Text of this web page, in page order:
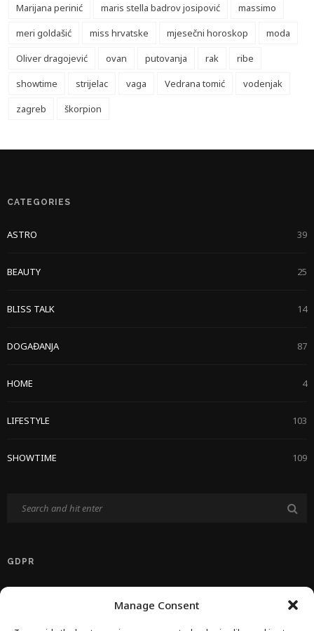
Manage Consent
Marijana perinić
maris stella badrov josipović
massimo
meri goldašić
miss hrvatske mjesečni horoskop
moda
Oliver dragojević
ovan putovanja rak
ribe
showtime
strijelac vaga Vedrana tomić
vodenjak
zagreb
škorpion
CATEGORIES
ASTRO 39
BEAUTY 25
BLISS TALK 14
DOGAĐANJA 87
HOME 4
LIFESTYLE 103
SHOWTIME 109
GDPR